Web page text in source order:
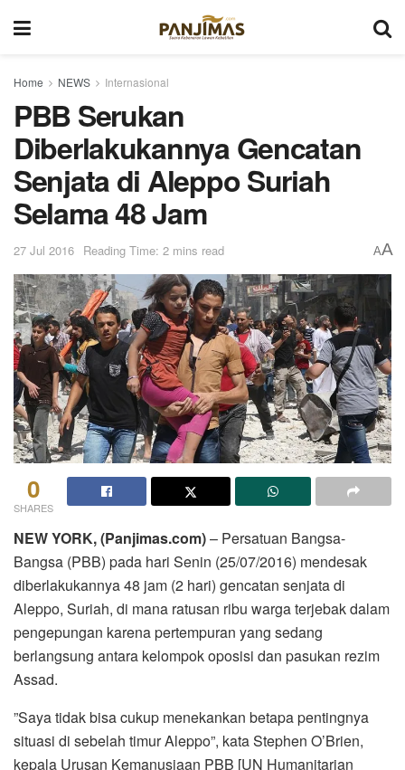
Home NEWS Internasional
PBB Serukan
Diberlakukannya Gencatan
Senjata di Aleppo Suriah
Selama 48 Jam
27 Jul 2016 Reading Time: 2 mins read AA
0
SHARES
NEW YORK, (Panjimas.com)– Persatuan Bangsa-
Bangsa (PBB) pada hari Senin (25/07/2016) mendesak
diberlakukannya 48 jam (2 hari) gencatan senjata di
Aleppo, Suriah, di mana ratusan ribu warga terjebak dalam
pengepungan karena pertempuran yang sedang
berlangsung antara kelompok oposisi dan pasukan rezim
Assad.
”Saya tidak bisa cukup menekankan betapa pentingnya
situasi di sebelah timur Aleppo”, kata Stephen O’Brien,
kepala Urusan Kemanusiaan PBB [UN Humanitarian